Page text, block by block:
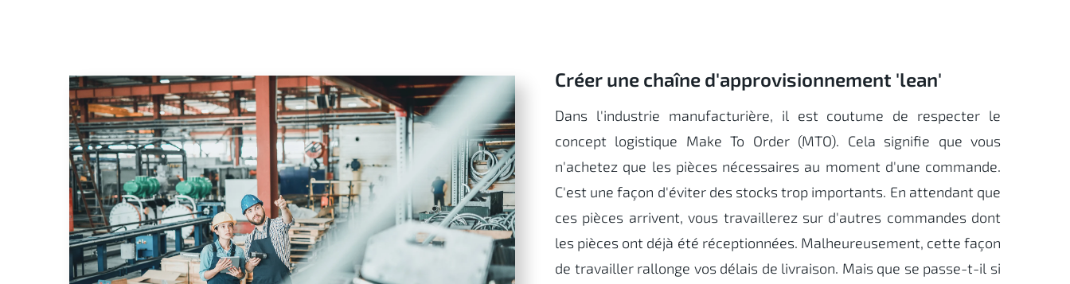
Créer une chaîne d'approvisionnement 'lean'
Dans l'industrie manufacturière, il est coutume de respecter le
concept logistique Make To Order (MTO). Cela signifie que vous
n'achetez que les pièces nécessaires au moment d'une commande.
C'est une façon d'éviter des stocks trop importants. En attendant que
ces pièces arrivent, vous travaillerez sur d'autres commandes dont
les pièces ont déjà été réceptionnées. Malheureusement, cette façon
de travailler rallonge vos délais de livraison. Mais que se passe-t-il si